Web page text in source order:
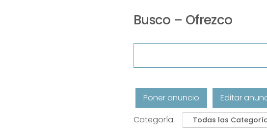
Busco – Ofrezco
Poner anuncio Editar
Categoría: